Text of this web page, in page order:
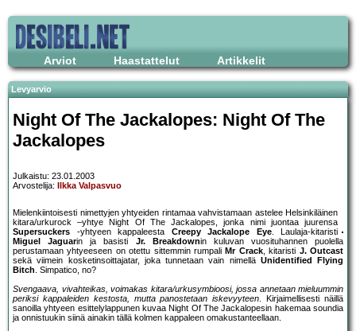
Arviot Haastattelut Artikkelit
Levyarvio
Night Of The Jackalopes: Night Of The
Jackalopes
Julkaistu: 23.01.2003
Arvostelija:
Ilkka Valpasvuo
Mielenkiintoisesti nimettyjen yhtyeiden rintamaa vahvistamaan astelee Helsinkiläinen
kitara/urkurock –yhtye Night Of The Jackalopes, jonka nimi juontaa juurensa
Supersuckers -yhtyeen kappaleesta Creepy Jackalope Eye. Laulaja-kitaristi
Miguel Jaguarin ja basisti Jr. Breakdownin kuluvan vuosituhannen puolella
perustamaan yhtyeeseen on otettu sittemmin rumpali Mr Crack, kitaristi J. Outcast
sekä viimein kosketinsoittajatar, joka tunnetaan vain nimellä Unidentified Flying
Bitch. Simpatico, no?
Svengaava, vivahteikas, voimakas kitara/urkusymbioosi, jossa annetaan mieluummin
periksi kappaleiden kestosta, mutta panostetaan iskevyyteen. Kirjaimellisesti näillä
sanoilla yhtyeen esittelylappunen kuvaa Night Of The Jackalopesin hakemaa soundia
ja onnistuukin siinä ainakin tällä kolmen kappaleen omakustanteellaan.